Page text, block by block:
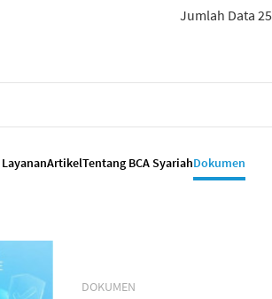
Jumlah Data 25
ArtikelTentang BCA SyariahDokumen
DOKUMEN